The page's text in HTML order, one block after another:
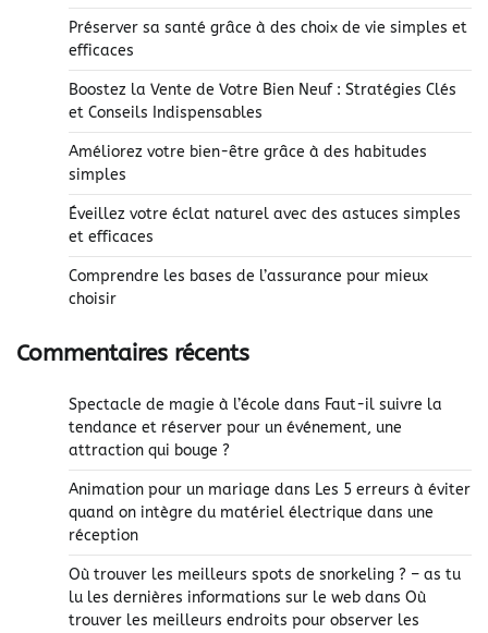
Préserver sa santé grâce à des choix de vie simples et
efficaces
Boostez la Vente de Votre Bien Neuf : Stratégies Clés
et Conseils Indispensables
Améliorez votre bien-être grâce à des habitudes
simples
Éveillez votre éclat naturel avec des astuces simples
et efficaces
Comprendre les bases de l’assurance pour mieux
choisir
Commentaires récents
Spectacle de magie à l’école dans Faut-il suivre la
tendance et réserver pour un événement, une
attraction qui bouge ?
Animation pour un mariage dans Les 5 erreurs à éviter
quand on intègre du matériel électrique dans une
réception
Où trouver les meilleurs spots de snorkeling ? – as tu
lu les dernières informations sur le web dans Où
trouver les meilleurs endroits pour observer les